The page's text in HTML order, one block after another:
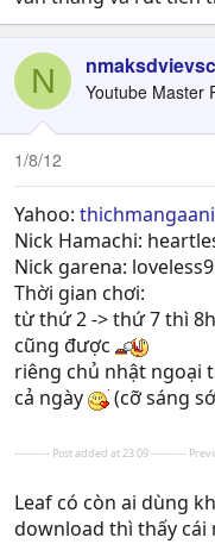
N Youtube Master
1/8/12
Yahoo:
Nick Hamachi:
Nick garena:
Thời gian chơi:
từ thứ 2 -> thứ 7 thì
cũng được
riêng chủ nhật ngoại
cả ngày
(cỡ sáng
---------- Post added at 23:09 ----------
Leaf có còn ai dùng
download thì thấy cái